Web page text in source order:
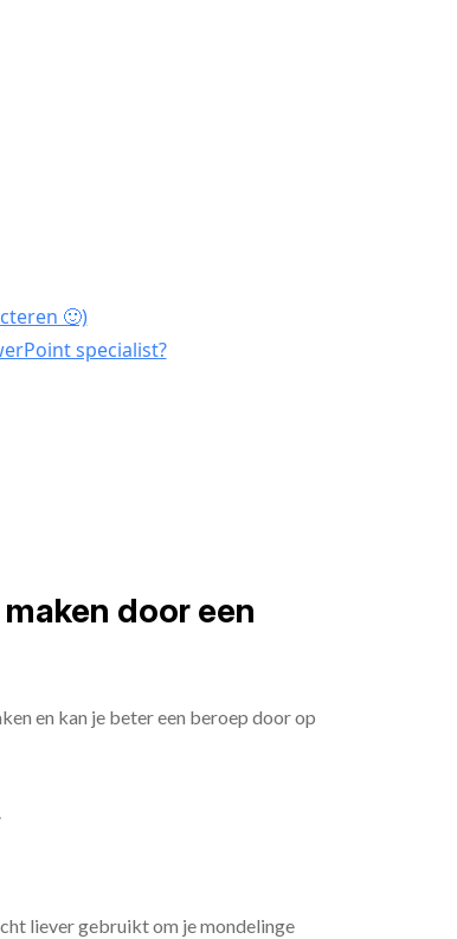
🙂)
specialist?
door een
en kan je beter een beroep door op
liever gebruikt om je mondelinge